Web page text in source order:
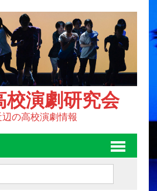
校演劇研究会
の高校演劇情報